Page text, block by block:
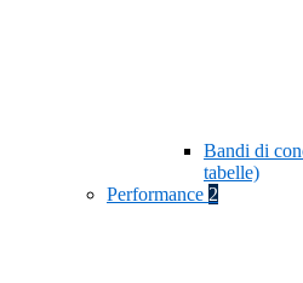
Bandi di
tabelle)
Performance 2